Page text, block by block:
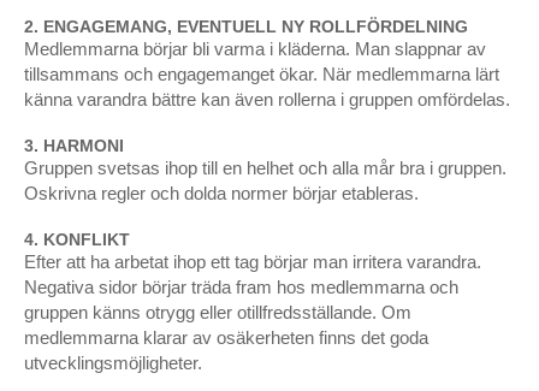
The Hidden Sergels torg
In Praise of Solitude, en vattnisk performance 1997
Stadsritualen
Birger Jarls Fontän
Never Mind The Fairytales
Svetshall II
2. ENGAGEMANG, EVENTUELL NY ROLLFÖRDELNING
Medlemmarna börjar bli varma i kläderna. Man slappnar av
tillsammans och engagemanget ökar. När medlemmarna lärt
känna varandra bättre kan även rollerna i gruppen omfördelas.
3. HARMONI
Gruppen svetsas ihop till en helhet och alla mår bra i gruppen.
Oskrivna regler och dolda normer börjar etableras.
4. KONFLIKT
Efter att ha arbetat ihop ett tag börjar man irritera varandra.
Negativa sidor börjar träda fram hos medlemmarna och
gruppen känns otrygg eller otillfredsställande. Om
medlemmarna klarar av osäkerheten finns det goda
utvecklingsmöjligheter.